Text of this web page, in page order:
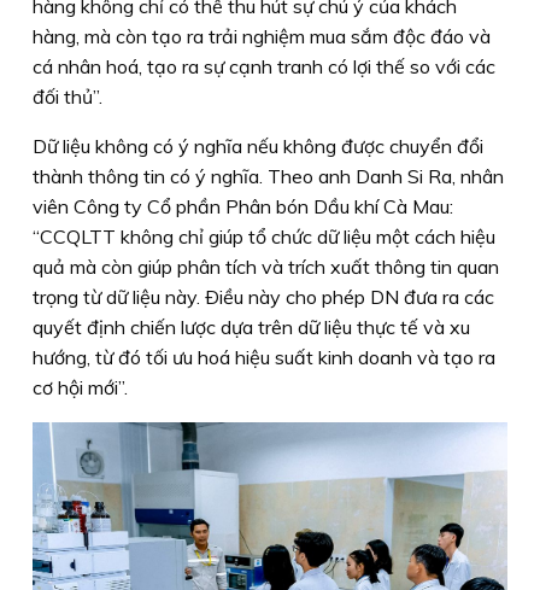
hàng không chỉ có thể thu hút sự chú ý của khách
hàng, mà còn tạo ra trải nghiệm mua sắm độc đáo và
cá nhân hoá, tạo ra sự cạnh tranh có lợi thế so với các
đối thủ”.
Dữ liệu không có ý nghĩa nếu không được chuyển đổi
thành thông tin có ý nghĩa. Theo anh Danh Si Ra, nhân
viên Công ty Cổ phần Phân bón Dầu khí Cà Mau:
“CCQLTT không chỉ giúp tổ chức dữ liệu một cách hiệu
quả mà còn giúp phân tích và trích xuất thông tin quan
trọng từ dữ liệu này. Ðiều này cho phép DN đưa ra các
quyết định chiến lược dựa trên dữ liệu thực tế và xu
hướng, từ đó tối ưu hoá hiệu suất kinh doanh và tạo ra
cơ hội mới”.